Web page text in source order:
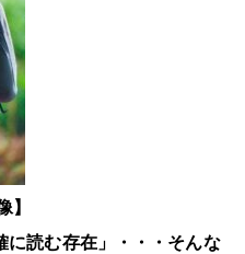
】
に読む存在」・・・そんな